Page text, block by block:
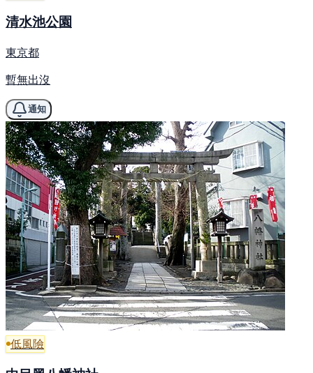
清水池公園
東京都
暫無出沒
通知
低風險